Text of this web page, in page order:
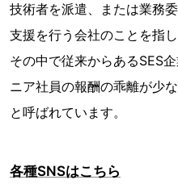
技術者を派遣、または業務
支援を行う会社のことを指し
その中で従来からあるSES
ニア社員の報酬の乖離が少
と呼ばれています。
各種SNSはこちら